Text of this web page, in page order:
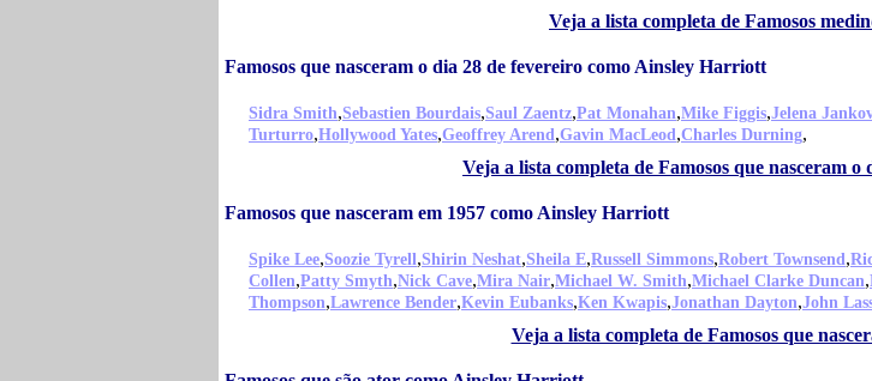
Veja a lista completa de Famosos
Famosos que nasceram o dia 28 de fevereiro como Ainsley Harriott
Sidra Smith,Sebastien Bourdais,Saul Zaentz,Pat Monahan,Mike Figgis,Jelena
Turturro,Hollywood Yates,Geoffrey Arend,Gavin MacLeod,Charles Durning,
Veja a lista completa de Famosos que nasceram
Famosos que nasceram em 1957 como Ainsley Harriott
Spike Lee,Soozie Tyrell,Shirin Neshat,Sheila E,Russell Simmons,Robert Townsend,
Collen,Patty Smyth,Nick Cave,Mira Nair,Michael W. Smith,Michael Clarke Duncan,
Thompson,Lawrence Bender,Kevin Eubanks,Ken Kwapis,Jonathan Dayton,John
Veja a lista completa de Famosos que